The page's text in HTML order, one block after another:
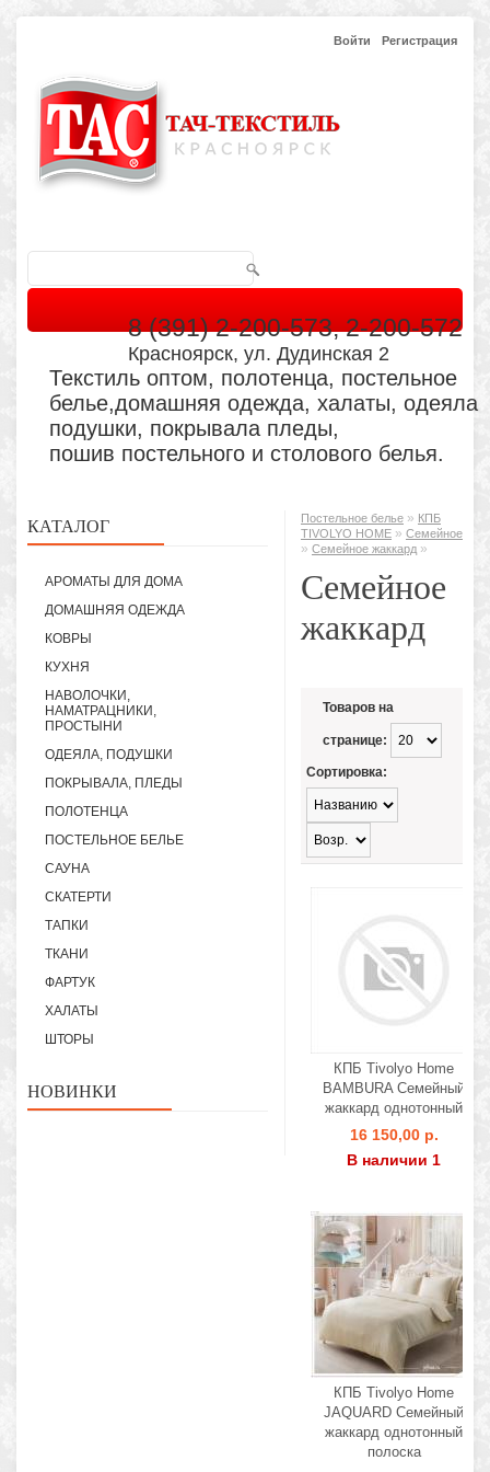
Войти Регистрация
8 (391) 2-200-573, 2-200-572
Красноярск, ул. Дудинская 2
Текстиль оптом, полотенца, постельное
белье,домашняя одежда, халаты, одеяла
подушки, покрывала пледы,
пошив постельного и столового белья.
КАТАЛОГ
АРОМАТЫ ДЛЯ ДОМА
ДОМАШНЯЯ ОДЕЖДА
КОВРЫ
КУХНЯ
НАВОЛОЧКИ,
НАМАТРАЦНИКИ,
ПРОСТЫНИ
ОДЕЯЛА, ПОДУШКИ
ПОКРЫВАЛА, ПЛЕДЫ
ПОЛОТЕНЦА
ПОСТЕЛЬНОЕ БЕЛЬЕ
САУНА
СКАТЕРТИ
ТАПКИ
ТКАНИ
ФАРТУК
ХАЛАТЫ
ШТОРЫ
НОВИНКИ
Постельное белье » КПБ
TIVOLYO HOME » Семейное
» Семейное жаккард »
Семейное
жаккард
Товаров на
странице:
Сортировка:
КПБ Tivolyo Home
BAMBURA Семейный
жаккард однотонный
16 150,00 р.
В наличии 1
КПБ Tivolyo Home
JAQUARD Семейный
жаккард однотонный
полоска